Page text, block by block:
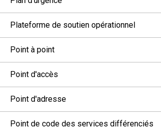
Plateforme de soutien opérationnel
Point à point
Point d'accès
Point d'adresse
Point de code des services différenciés